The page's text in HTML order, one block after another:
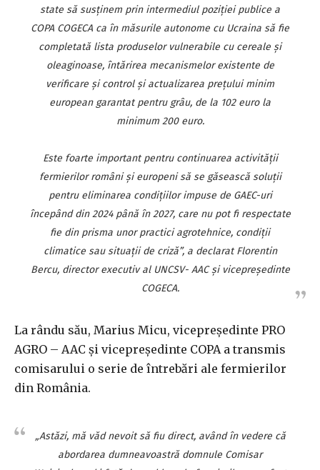
state să susţinem prin intermediul poziţiei publice a
COPA COGECA ca în măsurile autonome cu Ucraina să fie
completată lista produselor vulnerabile cu cereale şi
oleaginoase, întărirea mecanismelor existente de
verificare şi control şi actualizarea preţului minim
european garantat pentru grâu, de la 102 euro la
minimum 200 euro.
Este foarte important pentru continuarea activităţii
fermierilor români şi europeni să se găsească soluţii
pentru eliminarea condiţiilor impuse de GAEC-uri
începând din 2024 până în 2027, care nu pot fi respectate
fie din prisma unor practici agrotehnice, condiţii
climatice sau situaţii de criză”, a declarat Florentin
Bercu, director executiv al UNCSV- AAC şi vicepreşedinte
COGECA.
La rându său, Marius Micu, vicepreşedinte PRO
AGRO – AAC şi vicepreşedinte COPA a transmis
comisarului o serie de întrebări ale fermierilor
din România.
„Astăzi, mă văd nevoit să fiu direct, având în vedere că
abordarea dumneavoastră domnule Comisar